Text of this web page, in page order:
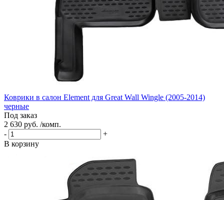
Коврики в салон Element для Great Wall Wingle (2005-2014)
черные
Под заказ
2 630 руб. /комп.
-
+
В корзину